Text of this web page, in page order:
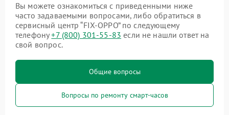
Вы можете ознакомиться с приведенными ниже
часто задаваемыми вопросами, либо обратиться в
сервисный центр “FIX-OPPO” по следующему
телефону+7 (800) 301-55-83 если не нашли ответ на
свой вопрос.
Общие вопросы
Вопросы по ремонту смарт-часов